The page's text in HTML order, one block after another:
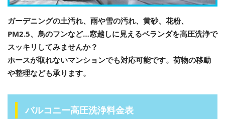
ガーデニングの土汚れ、雨や雪の汚れ、黄砂、花粉、
PM2.5、鳥のフンなど…窓越しに見えるベランダを高圧洗浄で
スッキリしてみませんか？
ホースが取れないマンションでも対応可能です。荷物の移動
や整理なども承ります。
バルコニー高圧洗浄料金表